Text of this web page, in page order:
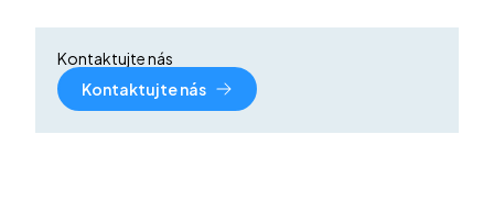
Kontaktujte nás
Kontaktujte nás